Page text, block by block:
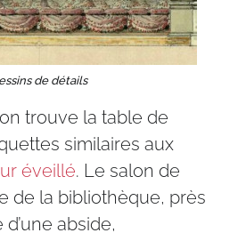
de détails
trouve la table de
similaires aux
éveillé. Le salon de
de la bibliothèque, près
abside,